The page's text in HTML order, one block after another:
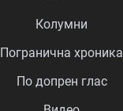
Колумни
Погранична хроника
По допрен глас